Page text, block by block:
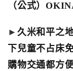
（公式）
► 久米和平之
下兒童不占床
購物交通都方